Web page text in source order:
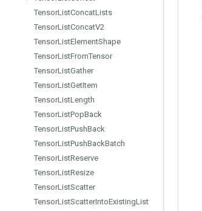
TensorListConcatLists
TensorListConcatV2
TensorListElementShape
TensorListFromTensor
TensorListGather
TensorListGetItem
TensorListLength
TensorListPopBack
TensorListPushBack
TensorListPushBackBatch
TensorListReserve
TensorListResize
TensorListScatter
TensorListScatterIntoExistingList